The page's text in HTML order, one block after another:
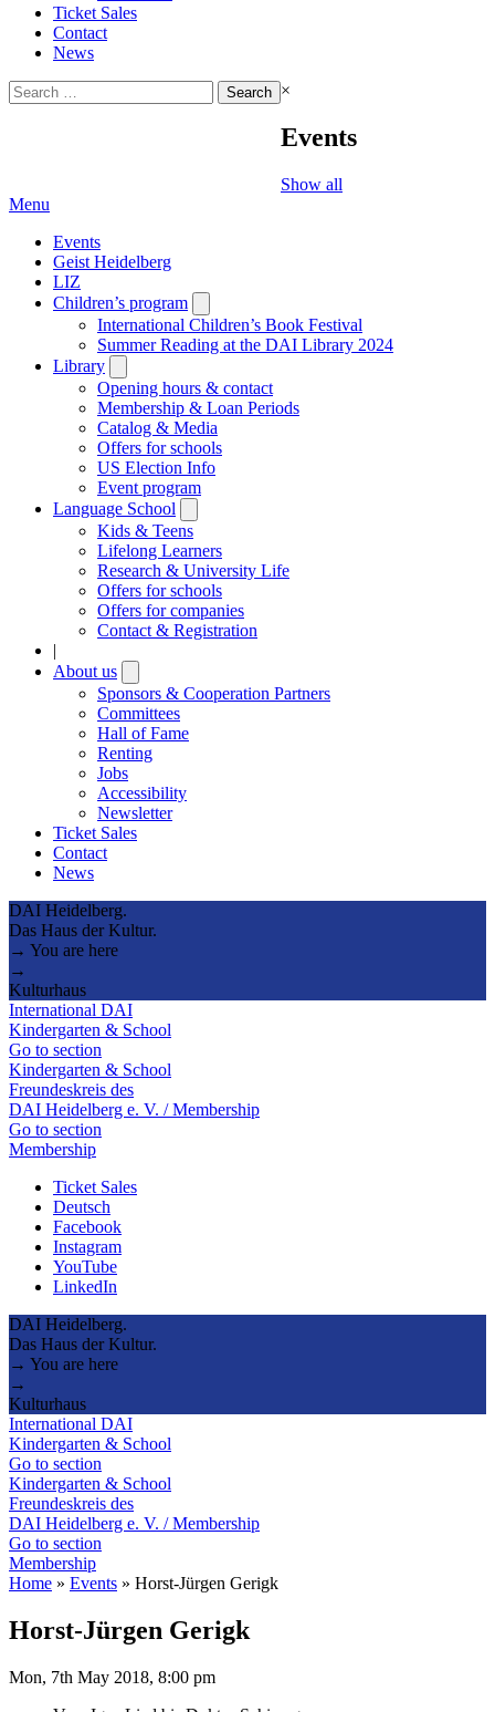
Ticket Sales
Contact
News
Search
for:
×
Events
Show all
Menu
Events
Geist Heidelberg
LIZ
Children’s program
submenu
International Children’s Book Festival
Summer Reading at the DAI Library 2024
Library
submenu
Opening hours & contact
Membership & Loan Periods
Catalog & Media
Offers for schools
US Election Info
Event program
Language School
submenu
Kids & Teens
Lifelong Learners
Research & University Life
Offers for schools
Offers for companies
Contact & Registration
|
About us
submenu
Sponsors & Cooperation Partners
Committees
Hall of Fame
Renting
Jobs
Accessibility
Newsletter
Ticket Sales
Contact
News
DAI Heidelberg.
Das Haus der Kultur.
→ You are here
→
Kulturhaus
International DAI
Kindergarten & School
Go to section
Kindergarten & School
Freundeskreis des
DAI Heidelberg e. V. / Membership
Go to section
Membership
Ticket Sales
Deutsch
Facebook
Instagram
YouTube
LinkedIn
DAI Heidelberg.
Das Haus der Kultur.
→ You are here
→
Kulturhaus
International DAI
Kindergarten & School
Go to section
Kindergarten & School
Freundeskreis des
DAI Heidelberg e. V. / Membership
Go to section
Membership
Home » Events » Horst-Jürgen Gerigk
Horst-Jürgen Gerigk
Mon, 7th May 2018, 8:00 pm